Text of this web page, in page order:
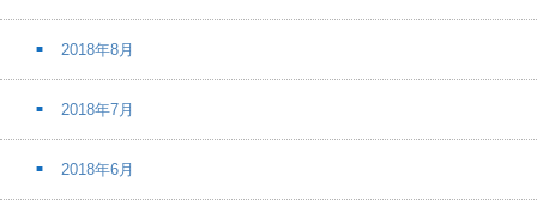
2018年8月
2018年7月
2018年6月